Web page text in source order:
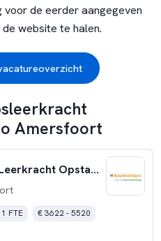
de eerder aangegeven
website te halen.
Amersfoort
SBO Boulevard410 zoekt Leerkracht Opstapklas 24 – 40 uur per week
FTE
€ 3622 - 5520